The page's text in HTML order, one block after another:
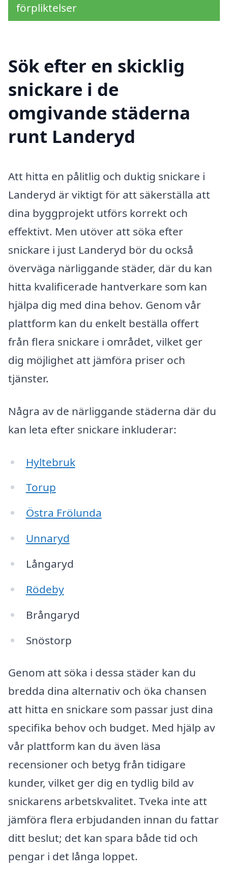
förpliktelser
Sök efter en skicklig
snickare i de
omgivande städerna
runt Landeryd
Att hitta en pålitlig och duktig snickare i
Landeryd är viktigt för att säkerställa att
dina byggprojekt utförs korrekt och
effektivt. Men utöver att söka efter
snickare i just Landeryd bör du också
överväga närliggande städer, där du kan
hitta kvalificerade hantverkare som kan
hjälpa dig med dina behov. Genom vår
plattform kan du enkelt beställa offert
från flera snickare i området, vilket ger
dig möjlighet att jämföra priser och
tjänster.
Några av de närliggande städerna där du
kan leta efter snickare inkluderar:
Hyltebruk
Torup
Östra Frölunda
Unnaryd
Långaryd
Rödeby
Brångaryd
Snöstorp
Genom att söka i dessa städer kan du
bredda dina alternativ och öka chansen
att hitta en snickare som passar just dina
specifika behov och budget. Med hjälp av
vår plattform kan du även läsa
recensioner och betyg från tidigare
kunder, vilket ger dig en tydlig bild av
snickarens arbetskvalitet. Tveka inte att
jämföra flera erbjudanden innan du fattar
ditt beslut; det kan spara både tid och
pengar i det långa loppet.